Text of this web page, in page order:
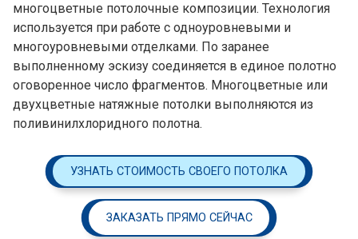
многоцветные потолочные композиции. Технология
используется при работе с одноуровневыми и
многоуровневыми отделками. По заранее
выполненному эскизу соединяется в единое полотно
оговоренное число фрагментов. Многоцветные или
двухцветные натяжные потолки выполняются из
поливинилхлоридного полотна.
УЗНАТЬ СТОИМОСТЬ СВОЕГО ПОТОЛКА
ЗАКАЗАТЬ ПРЯМО СЕЙЧАС